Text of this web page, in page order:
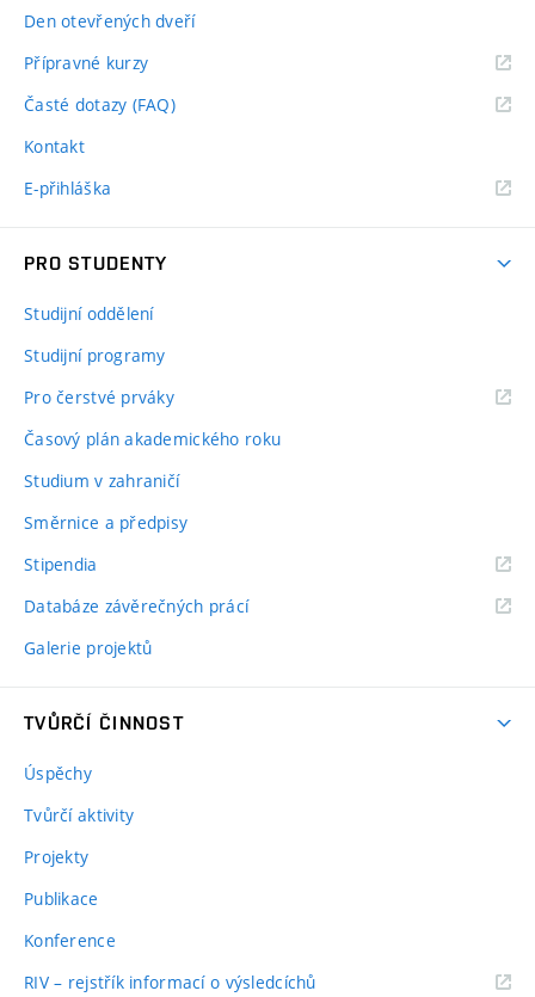
Den otevřených dveří
Přípravné kurzy
Časté dotazy (FAQ)
Kontakt
E-přihláška
PRO STUDENTY
Studijní oddělení
Studijní programy
Pro čerstvé prváky
Časový plán akademického roku
Studium v zahraničí
Směrnice a předpisy
Stipendia
Databáze závěrečných prácí
Galerie projektů
TVŮRČÍ ČINNOST
Úspěchy
Tvůrčí aktivity
Projekty
Publikace
Konference
RIV – rejstřík informací o výsledcíchů